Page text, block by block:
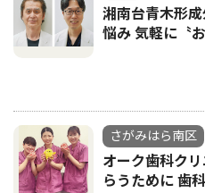
湘南台青木形
悩み 気軽に〝
さがみはら南区
オーク歯科ク
らうために 歯